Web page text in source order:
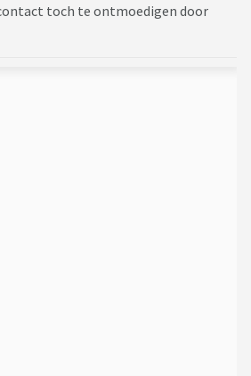
toch te ontmoedigen door